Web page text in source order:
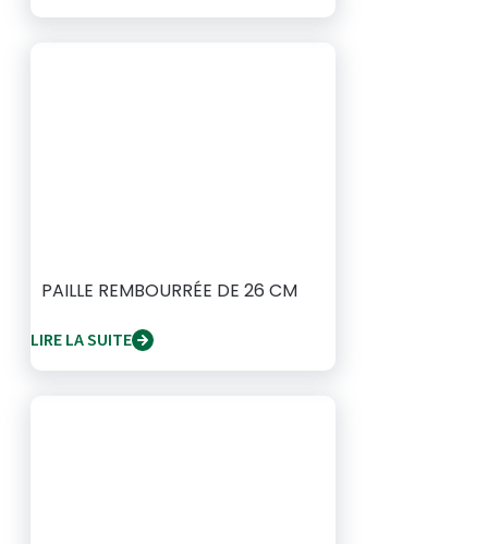
PAILLE REMBOURRÉE DE 26 CM
LIRE LA SUITE